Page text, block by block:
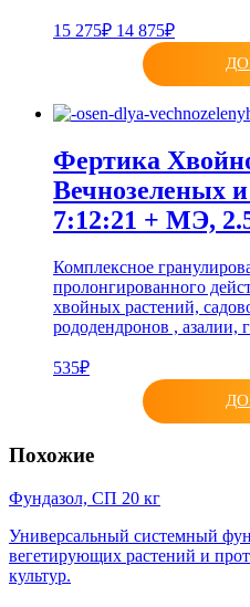
15 275₽ 14 875₽
Фертика
Вечнозеленых
7:12:21 + МЭ,
Комплексное
пролонгированного
хвойных растений,
рододендронов , азалии,
535₽
Похожие
Фундазол, СП 20 кг
Универсальный системный
вегетирующих растений и
культур.